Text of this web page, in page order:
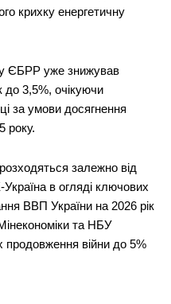
крихку енергетичну
ЄБРР уже знижував
до 3,5%, очікуючи
за умови досягнення
року.
залежно від
в огляді ключових
ВВП України на 2026 рік
та НБУ
продовження війни до 5%